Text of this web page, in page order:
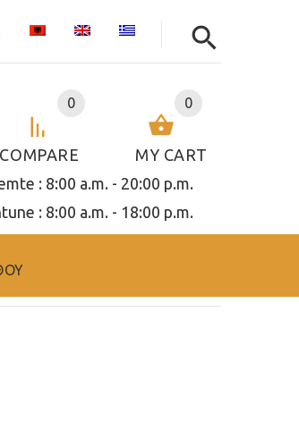
0
MY CART
0
COMPARE
: 8:00 a.m. - 20:00 p.m.
: 8:00 a.m. - 18:00 p.m.